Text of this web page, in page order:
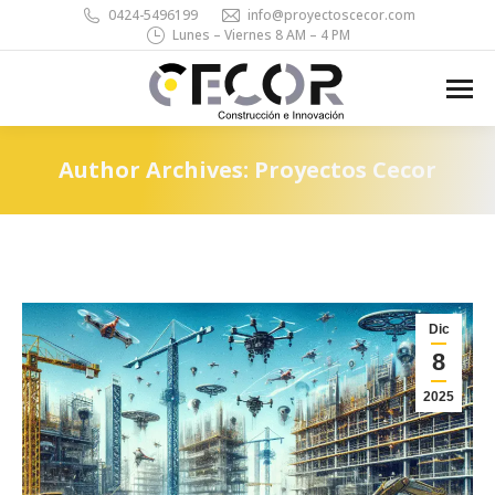
0424-5496199
info@proyectoscecor.com
Lunes – Viernes 8 AM – 4 PM
Author Archives: Proyectos Cecor
Dic
8
2025